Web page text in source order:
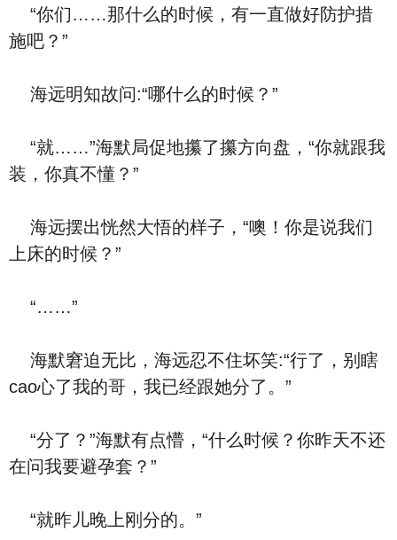
“你们……那什么的时候，有一直做好防护措
施吧？”
海远明知故问:“哪什么的时候？”
“就……”海默局促地攥了攥方向盘，“你就跟我
装，你真不懂？”
海远摆出恍然大悟的样子，“噢！你是说我们
上床的时候？”
“……”
海默窘迫无比，海远忍不住坏笑:“行了，别瞎
cao心了我的哥，我已经跟她分了。”
“分了？”海默有点懵，“什么时候？你昨天不还
在问我要避孕套？”
“就昨儿晚上刚分的。”